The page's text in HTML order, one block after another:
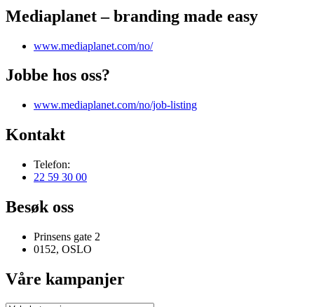
Mediaplanet – branding made easy
www.mediaplanet.com/no/
Jobbe hos oss?
www.mediaplanet.com/no/job-listing
Kontakt
Telefon:
22 59 30 00
Besøk oss
Prinsens gate 2
0152, OSLO
Våre kampanjer